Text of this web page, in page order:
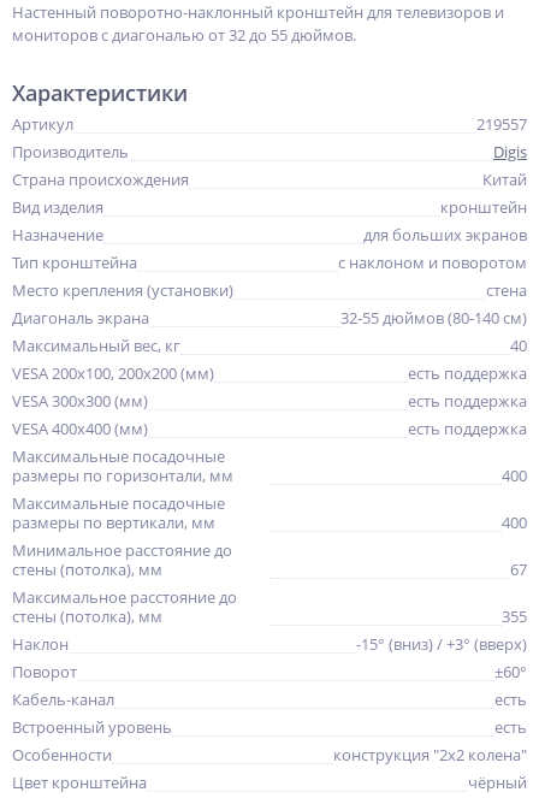
Настенный поворотно-наклонный кронштейн для телевизоров и
мониторов с диагональю от 32 до 55 дюймов.
Характеристики
Артикул
219557
Производитель
Digis
Страна происхождения
Китай
Вид изделия
кронштейн
Назначение
для больших экранов
Тип кронштейна
с наклоном и поворотом
Место крепления (установки)
стена
Диагональ экрана
32-55 дюймов (80-140 см)
Максимальный вес, кг
40
VESA 200x100, 200x200 (мм)
есть поддержка
VESA 300x300 (мм)
есть поддержка
VESA 400x400 (мм)
есть поддержка
Максимальные посадочные
размеры по горизонтали, мм
400
Максимальные посадочные
размеры по вертикали, мм
400
Минимальное расстояние до
стены (потолка), мм
67
Максимальное расстояние до
стены (потолка), мм
355
Наклон
-15° (вниз) / +3° (вверх)
Поворот
±60°
Кабель-канал
есть
Встроенный уровень
есть
Особенности
конструкция "2x2 колена"
Цвет кронштейна
чёрный